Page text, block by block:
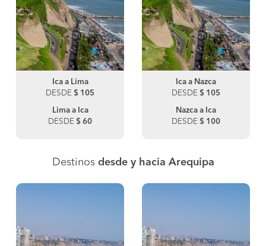
Ica a Lima
DESDE $ 105
Lima a Ica
DESDE $ 60
Ica a Nazca
DESDE $ 105
Nazca a Ica
DESDE $ 100
Destinos desde y hacia Arequipa